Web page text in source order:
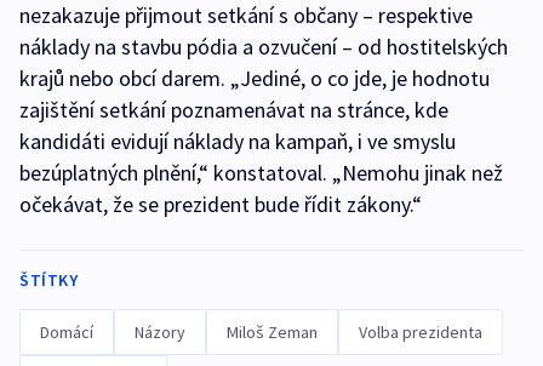
nezakazuje přijmout setkání s občany – respektive
náklady na stavbu pódia a ozvučení – od hostitelských
krajů nebo obcí darem. „Jediné, o co jde, je hodnotu
zajištění setkání poznamenávat na stránce, kde
kandidáti evidují náklady na kampaň, i ve smyslu
bezúplatných plnění,“ konstatoval. „Nemohu jinak než
očekávat, že se prezident bude řídit zákony.“
ŠTÍTKY
Domácí Názory Miloš Zeman Volba prezidenta